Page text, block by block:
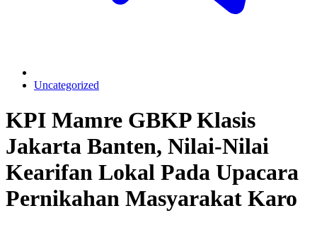
Uncategorized
KPI Mamre GBKP Klasis
Jakarta Banten, Nilai-Nilai
Kearifan Lokal Pada Upacara
Pernikahan Masyarakat Karo